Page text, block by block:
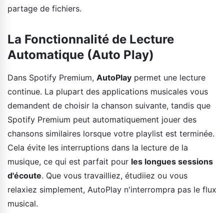
partage de fichiers.
La Fonctionnalité de Lecture
Automatique (Auto Play)
Dans Spotify Premium, AutoPlay permet une lecture
continue. La plupart des applications musicales vous
demandent de choisir la chanson suivante, tandis que
Spotify Premium peut automatiquement jouer des
chansons similaires lorsque votre playlist est terminée.
Cela évite les interruptions dans la lecture de la
musique, ce qui est parfait pour les longues sessions
d'écoute. Que vous travailliez, étudiiez ou vous
relaxiez simplement, AutoPlay n'interrompra pas le flux
musical.